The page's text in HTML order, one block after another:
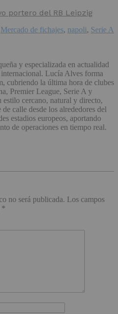
portero del RB Leipzig
Mercado de fichajes, napoli, Serie A
y especializada en actualidad
Lucía Alves forma
cubriendo la última hora de clubes
Premier League, Serie A y
estilo cercano, natural y directo,
calle desde los alrededores del
estadios europeos, aportando
de operaciones en tiempo real.
no será publicada. Los campos
*